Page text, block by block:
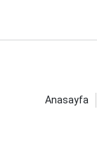
Anasayfa